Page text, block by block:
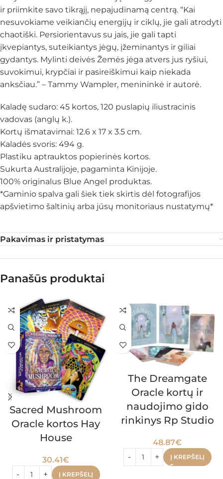
ir priimkite savo tikrąjį, nepajudinamą centrą. “Kai
nesuvokiame veikiančių energijų ir ciklų, jie gali atrodyti
chaotiški. Persiorientavus su jais, jie gali tapti
įkvepiantys, suteikiantys jėgų, įžeminantys ir giliai
gydantys. Mylinti deivės Žemės jėga atvers jus ryšiui,
suvokimui, krypčiai ir pasireiškimui kaip niekada
anksčiau.” – Tammy Wampler, menininkė ir autorė.
Kaladę sudaro: 45 kortos, 120 puslapių iliustracinis
vadovas (anglų k.).
Kortų išmatavimai: 12.6 x 17 x 3.5 cm.
Kaladės svoris: 494 g.
Plastiku aptrauktos popierinės kortos.
Sukurta Australijoje, pagaminta Kinijoje.
100% originalus Blue Angel produktas.
*Gaminio spalva gali šiek tiek skirtis dėl fotografijos
apšvietimo šaltinių arba jūsų monitoriaus nustatymų*
Pakavimas ir pristatymas
Panašūs produktai
Sacred Mushroom
Oracle kortos Hay
House
30.41€
Į KREPŠELĮ
The Dreamgate
Oracle kortų ir
naudojimo gido
rinkinys Rp Studio
48.87€
Į KREPŠELĮ